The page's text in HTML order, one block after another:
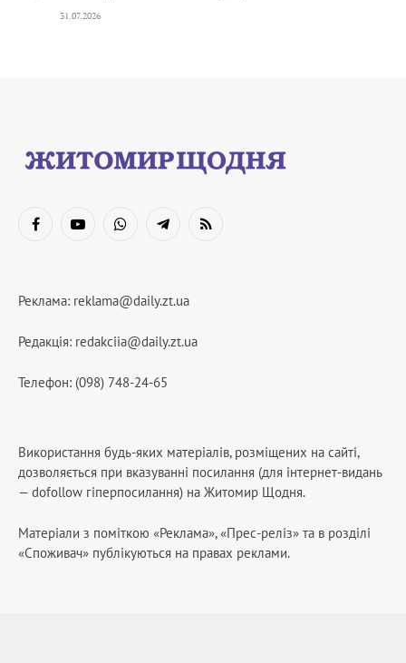
31.07.2026
FacebookYouTubeWhatsAppTelegramRSS
Реклама: reklama@daily.zt.ua
Редакція: redakciia@daily.zt.ua
Телефон: (098) 748-24-65
Використання будь-яких матеріалів, розміщених на сайті,
дозволяється при вказуванні посилання (для інтернет-видань
— dofollow гіперпосилання) на Житомир Щодня.
Матеріали з поміткою «Реклама», «Прес-реліз» та в розділі
«Споживач» публікуються на правах реклами.